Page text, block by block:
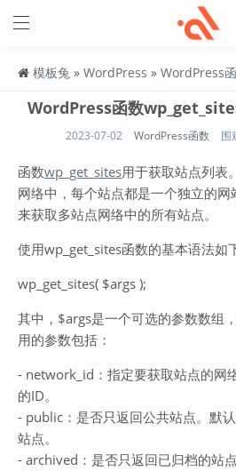
模板兔 » WordPress » WordPress
WordPress函数
2023-07-02 WordPress函数 围
函数wp_get_sites用于获取站点列表
网络中，每个站点都是一个独立的网
来获取多站点网络中的所有站点。
使用wp_get_sites函数的基本语法如
wp_get_sites( $args );
其中，$args是一个可选的参数数组
用的参数包括：
- network_id：指定要获取站点的网
的ID。
- public：是否只返回公共站点。默
站点。
- archived：是否只返回已归档的站